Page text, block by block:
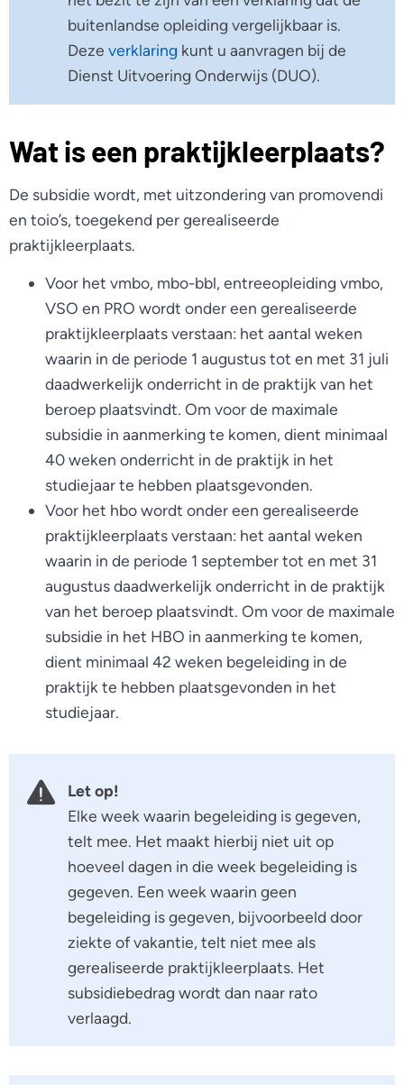
buitenlandse opleiding vergelijkbaar is.
Deze verklaring kunt u aanvragen bij de
Dienst Uitvoering Onderwijs (DUO).
Wat is een praktijkleerplaats?
De subsidie wordt, met uitzondering van promovendi
en toio’s, toegekend per gerealiseerde
praktijkleerplaats.
Voor het vmbo, mbo-bbl, entreeopleiding vmbo,
VSO en PRO wordt onder een gerealiseerde
praktijkleerplaats verstaan: het aantal weken
waarin in de periode 1 augustus tot en met 31 juli
daadwerkelijk onderricht in de praktijk van het
beroep plaatsvindt. Om voor de maximale
subsidie in aanmerking te komen, dient minimaal
40 weken onderricht in de praktijk in het
studiejaar te hebben plaatsgevonden.
Voor het hbo wordt onder een gerealiseerde
praktijkleerplaats verstaan: het aantal weken
waarin in de periode 1 september tot en met 31
augustus daadwerkelijk onderricht in de praktijk
van het beroep plaatsvindt. Om voor de maximale
subsidie in het HBO in aanmerking te komen,
dient minimaal 42 weken begeleiding in de
praktijk te hebben plaatsgevonden in het
studiejaar.
Let op!
Elke week waarin begeleiding is gegeven,
telt mee. Het maakt hierbij niet uit op
hoeveel dagen in die week begeleiding is
gegeven. Een week waarin geen
begeleiding is gegeven, bijvoorbeeld door
ziekte of vakantie, telt niet mee als
gerealiseerde praktijkleerplaats. Het
subsidiebedrag wordt dan naar rato
verlaagd.